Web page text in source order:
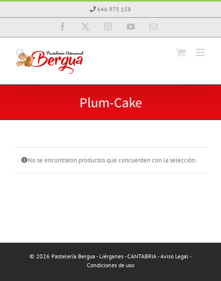
Saltar
646 975 158
Facebook InstagramYouTubeCorreo
Plum-Cake
No se encontraron productos que concuerden con la selección.
© 2026 Pastelería Bergua - Liérganes - CANTABRIA -Aviso Legal -
Condiciones de uso